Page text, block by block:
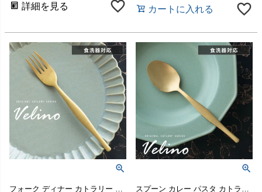
詳細を見る カートに入れる